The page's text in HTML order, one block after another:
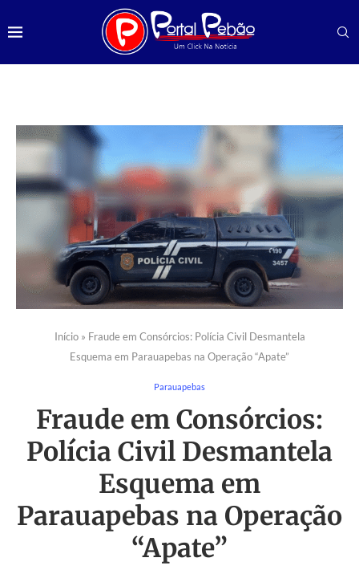
Início» Fraude em Consórcios: Polícia Civil Desmantela
Esquema em Parauapebas na Operação “Apate”
Parauapebas
Fraude em Consórcios:
Polícia Civil Desmantela
Esquema em
Parauapebas na Operação
“Apate”